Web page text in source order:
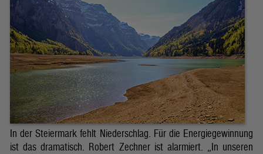
In der Steiermark fehlt Niederschlag. Für die Energiegewinnung
ist das dramatisch. Robert Zechner ist alarmiert. „In unseren